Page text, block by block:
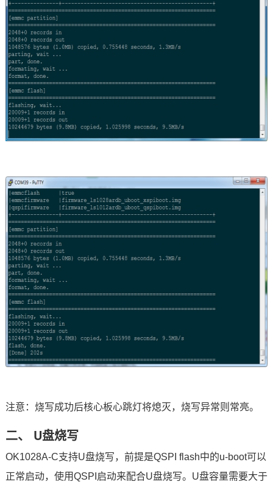
注意：烧写成功后核心板心跳灯将熄灭，烧写异常则常亮。
二、 U盘烧写
OK1028A-C支持U盘烧写，前提是QSPI flash中的u-boot可以
正常启动，使用QSPI启动来配合U盘烧写。U盘容量需要大于